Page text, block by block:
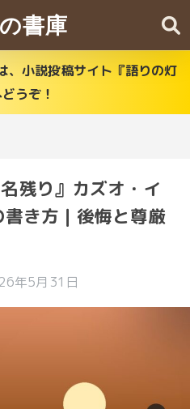
書庫
、小説投稿サイト『語りの灯
うぞ！
残り』カズオ・イ
き方｜後悔と尊厳
年5月31日